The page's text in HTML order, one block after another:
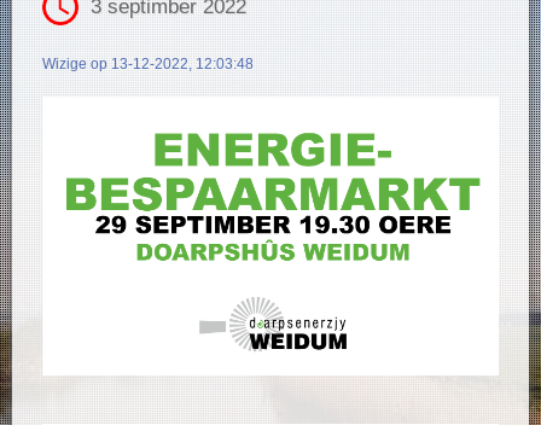
3 septimber 2022
Wizige op 13-12-2022, 12:03:48